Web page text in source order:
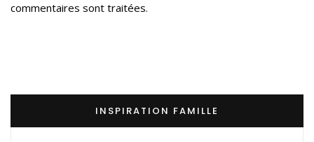
commentaires sont traitées.
INSPIRATION FAMILLE